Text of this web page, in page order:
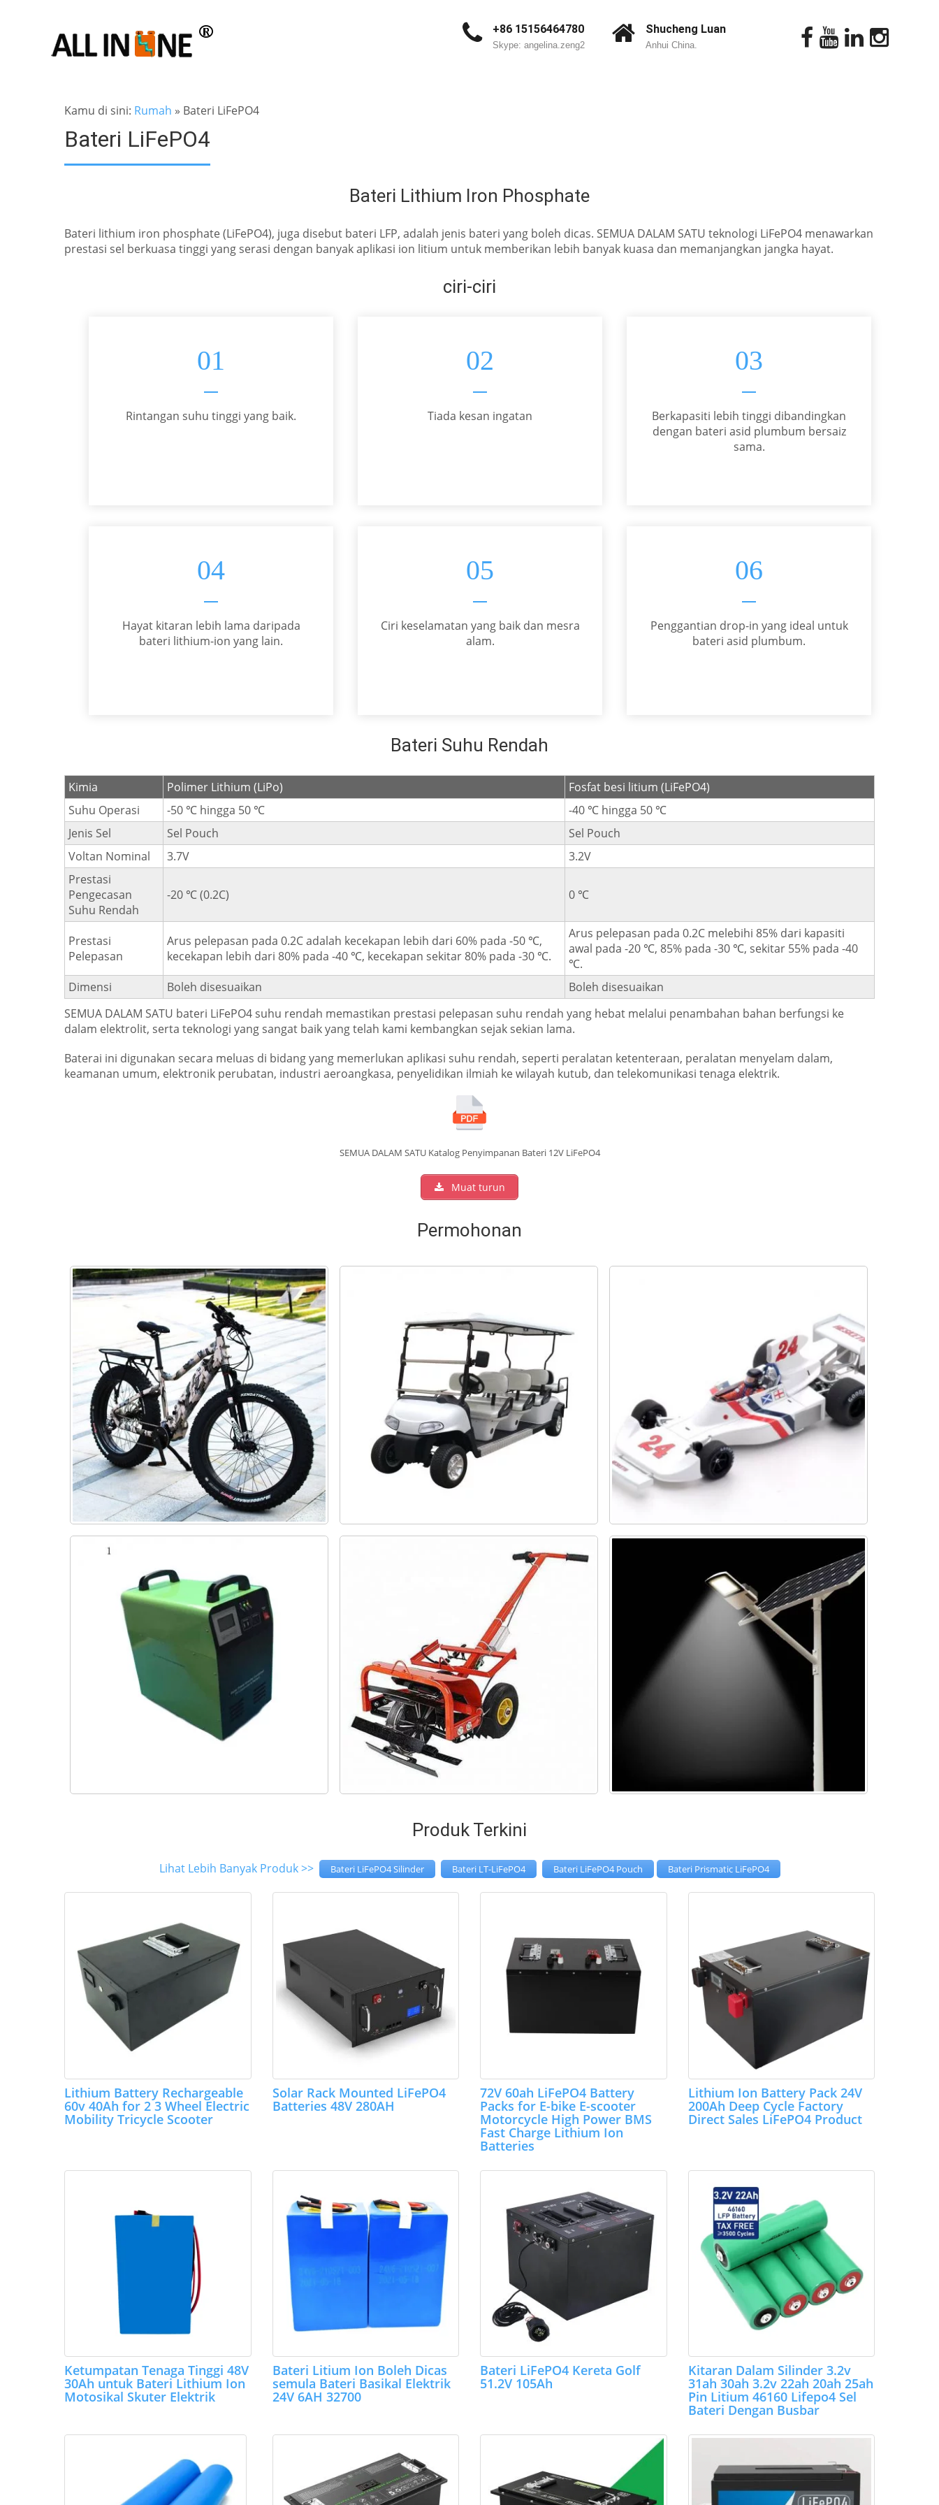
+86 15156464780
Skype: angelina.zeng2
Shucheng Luan
Anhui China.
Kamu di sini: Rumah » Bateri LiFePO4
Bateri LiFePO4
Bateri Lithium Iron Phosphate
Bateri lithium iron phosphate (LiFePO4), juga disebut bateri LFP, adalah jenis bateri yang boleh dicas. SEMUA DALAM SATU teknologi LiFePO4 menawarkan
prestasi sel berkuasa tinggi yang serasi dengan banyak aplikasi ion litium untuk memberikan lebih banyak kuasa dan memanjangkan jangka hayat.
ciri-ciri
01
Rintangan suhu tinggi yang baik.
02
Tiada kesan ingatan
03
Berkapasiti lebih tinggi dibandingkan
dengan bateri asid plumbum bersaiz
sama.
04
Hayat kitaran lebih lama daripada
bateri lithium-ion yang lain.
05
Ciri keselamatan yang baik dan mesra
alam.
06
Penggantian drop-in yang ideal untuk
bateri asid plumbum.
Bateri Suhu Rendah
Kimia Polimer Lithium (LiPo)
Fosfat besi litium (LiFePO4)
Suhu Operasi
-50 ℃ hingga 50 ℃
-40 ℃ hingga 50 ℃
Jenis Sel
Sel Pouch
Sel Pouch
Voltan Nominal
3.7V
3.2V
Prestasi
Pengecasan
Suhu Rendah
-20 ℃ (0.2C) 0 ℃
Prestasi
Pelepasan
Arus pelepasan pada 0.2C adalah kecekapan lebih dari 60% pada -50 ℃,
kecekapan lebih dari 80% pada -40 ℃, kecekapan sekitar 80% pada -30 ℃.
Arus pelepasan pada 0.2C melebihi 85% dari kapasiti
awal pada -20 ℃, 85% pada -30 ℃, sekitar 55% pada -40
℃.
Dimensi
Boleh disesuaikan
Boleh disesuaikan
SEMUA DALAM SATU bateri LiFePO4 suhu rendah memastikan prestasi pelepasan suhu rendah yang hebat melalui penambahan bahan berfungsi ke
dalam elektrolit, serta teknologi yang sangat baik yang telah kami kembangkan sejak sekian lama.
Baterai ini digunakan secara meluas di bidang yang memerlukan aplikasi suhu rendah, seperti peralatan ketenteraan, peralatan menyelam dalam,
keamanan umum, elektronik perubatan, industri aeroangkasa, penyelidikan ilmiah ke wilayah kutub, dan telekomunikasi tenaga elektrik.
SEMUA DALAM SATU Katalog Penyimpanan Bateri 12V LiFePO4
Muat turun
Permohonan
Produk Terkini
Lihat Lebih Banyak Produk >> Bateri LiFePO4 Silinder Bateri LT-LiFePO4 Bateri LiFePO4 Pouch Bateri Prismatic LiFePO4
Lithium Battery Rechargeable
60v 40Ah for 2 3 Wheel Electric
Mobility Tricycle Scooter
Solar Rack Mounted LiFePO4
Batteries 48V 280AH
72V 60ah LiFePO4 Battery
Packs for E-bike E-scooter
Motorcycle High Power BMS
Fast Charge Lithium Ion
Batteries
Lithium Ion Battery Pack 24V
200Ah Deep Cycle Factory
Direct Sales LiFePO4 Product
Ketumpatan Tenaga Tinggi 48V
30Ah untuk Bateri Lithium Ion
Motosikal Skuter Elektrik
Bateri Litium Ion Boleh Dicas
semula Bateri Basikal Elektrik
24V 6AH 32700
Bateri LiFePO4 Kereta Golf
51.2V 105Ah
Kitaran Dalam Silinder 3.2v
31ah 30ah 3.2v 22ah 20ah 25ah
Pin Litium 46160 Lifepo4 Sel
Bateri Dengan Busbar